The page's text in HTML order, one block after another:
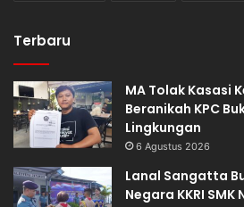
Terbaru
MA Tolak Kasasi
Beranikah KPC
Lingkungan
6 Agustus 2026
Lanal Sangatta
Negara KKRI